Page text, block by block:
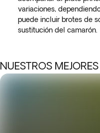
variaciones,
puede incluir brotes de
sustitución del camarón.
NUESTROS